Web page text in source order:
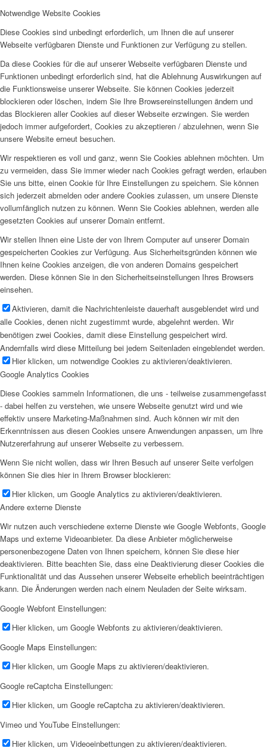
Notwendige Website Cookies
Diese Cookies sind unbedingt erforderlich, um Ihnen die auf unserer
Webseite verfügbaren Dienste und Funktionen zur Verfügung zu stellen.
Da diese Cookies für die auf unserer Webseite verfügbaren Dienste und
Funktionen unbedingt erforderlich sind, hat die Ablehnung Auswirkungen auf
die Funktionsweise unserer Webseite. Sie können Cookies jederzeit
blockieren oder löschen, indem Sie Ihre Browsereinstellungen ändern und
das Blockieren aller Cookies auf dieser Webseite erzwingen. Sie werden
jedoch immer aufgefordert, Cookies zu akzeptieren / abzulehnen, wenn Sie
unsere Website erneut besuchen.
Wir respektieren es voll und ganz, wenn Sie Cookies ablehnen möchten. Um
zu vermeiden, dass Sie immer wieder nach Cookies gefragt werden, erlauben
Sie uns bitte, einen Cookie für Ihre Einstellungen zu speichern. Sie können
sich jederzeit abmelden oder andere Cookies zulassen, um unsere Dienste
vollumfänglich nutzen zu können. Wenn Sie Cookies ablehnen, werden alle
gesetzten Cookies auf unserer Domain entfernt.
Wir stellen Ihnen eine Liste der von Ihrem Computer auf unserer Domain
gespeicherten Cookies zur Verfügung. Aus Sicherheitsgründen können wie
Ihnen keine Cookies anzeigen, die von anderen Domains gespeichert
werden. Diese können Sie in den Sicherheitseinstellungen Ihres Browsers
einsehen.
Aktivieren, damit die Nachrichtenleiste dauerhaft ausgeblendet wird und
alle Cookies, denen nicht zugestimmt wurde, abgelehnt werden. Wir
benötigen zwei Cookies, damit diese Einstellung gespeichert wird.
Andernfalls wird diese Mitteilung bei jedem Seitenladen eingeblendet werden.
Hier klicken, um notwendige Cookies zu aktivieren/deaktivieren.
Google Analytics Cookies
Diese Cookies sammeln Informationen, die uns - teilweise zusammengefasst
- dabei helfen zu verstehen, wie unsere Webseite genutzt wird und wie
effektiv unsere Marketing-Maßnahmen sind. Auch können wir mit den
Erkenntnissen aus diesen Cookies unsere Anwendungen anpassen, um Ihre
Nutzererfahrung auf unserer Webseite zu verbessern.
Wenn Sie nicht wollen, dass wir Ihren Besuch auf unserer Seite verfolgen
können Sie dies hier in Ihrem Browser blockieren:
Hier klicken, um Google Analytics zu aktivieren/deaktivieren.
Andere externe Dienste
Wir nutzen auch verschiedene externe Dienste wie Google Webfonts, Google
Maps und externe Videoanbieter. Da diese Anbieter möglicherweise
personenbezogene Daten von Ihnen speichern, können Sie diese hier
deaktivieren. Bitte beachten Sie, dass eine Deaktivierung dieser Cookies die
Funktionalität und das Aussehen unserer Webseite erheblich beeinträchtigen
kann. Die Änderungen werden nach einem Neuladen der Seite wirksam.
Google Webfont Einstellungen:
Hier klicken, um Google Webfonts zu aktivieren/deaktivieren.
Google Maps Einstellungen:
Hier klicken, um Google Maps zu aktivieren/deaktivieren.
Google reCaptcha Einstellungen:
Hier klicken, um Google reCaptcha zu aktivieren/deaktivieren.
Vimeo und YouTube Einstellungen:
Hier klicken, um Videoeinbettungen zu aktivieren/deaktivieren.